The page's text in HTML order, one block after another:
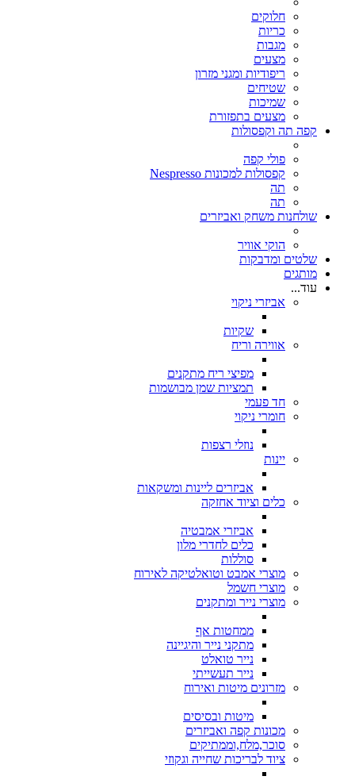
חלוקים
כריות
מגבות
מצעים
ריפודיות ומגני מזרון
שטיחים
שמיכות
מצעים בתפזורת
קפה תה וקפסולות
פולי קפה
קפסולות למכונות Nespresso
תה
תה
שולחנות משחק ואביזרים
הוקי אוויר
שלטים ומדבקות
מותגים
עוד...
אביזרי ניקוי
שקיות
אווירה וריח
מפיצי ריח מתקנים
תמציות שמן מבושמות
חד פעמי
חומרי ניקוי
נוזלי רצפות
יינות
אביזרים ליינות ומשקאות
כלים וציוד אחזקה
אביזרי אמבטיה
כלים לחדרי מלון
סוללות
מוצרי אמבט וטואלטיקה לאירוח
מוצרי חשמל
מוצרי נייר ומתקנים
ממחטות אף
מתקני נייר והיגיינה
נייר טואלט
נייר תעשייתי
מזרונים מיטות ואירוח
מיטות ובסיסים
מכונות קפה ואביזרים
סוכר,מלח,וממתיקים
ציוד לבריכות שחייה וגקוזי